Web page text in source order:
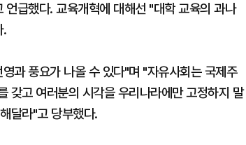
급했다. 교육개혁에 대해선 "대학 교육의 과나
.
과 풍요가 나올 수 있다"며 "자유사회는 국제주
갖고 여러분의 시각을 우리나라에만 고정하지 말
달라"고 당부했다.